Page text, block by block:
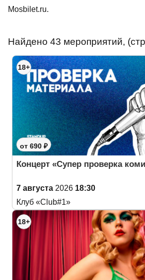
Mosbilet.ru.
Найдено 43 мероприятий,
18+
от 690 ₽
Концерт «Супер проверка
7 августа 2026 18:30
Клуб «Club#1»
18+